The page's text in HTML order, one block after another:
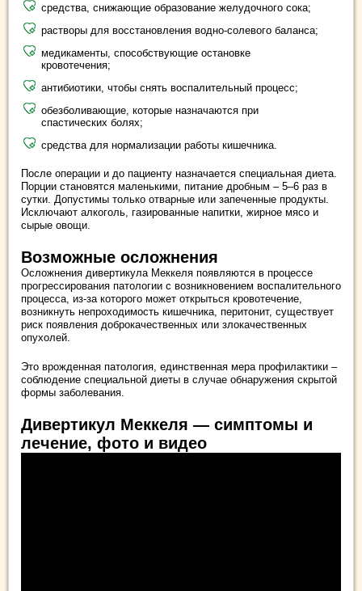
средства, снижающие образование желудочного сока;
растворы для восстановления водно-солевого баланса;
медикаменты, способствующие остановке
кровотечения;
антибиотики, чтобы снять воспалительный процесс;
обезболивающие, которые назначаются при
спастических болях;
средства для нормализации работы кишечника.
После операции и до пациенту назначается специальная диета.
Порции становятся маленькими, питание дробным – 5–6 раз в
сутки. Допустимы только отварные или запеченные продукты.
Исключают алкоголь, газированные напитки, жирное мясо и
сырые овощи.
Возможные осложнения
Осложнения дивертикула Меккеля появляются в процессе
прогрессирования патологии с возникновением воспалительного
процесса, из-за которого может открыться кровотечение,
возникнуть непроходимость кишечника, перитонит, существует
риск появления доброкачественных или злокачественных
опухолей.
Это врожденная патология, единственная мера профилактики –
соблюдение специальной диеты в случае обнаружения скрытой
формы заболевания.
Дивертикул Меккеля — симптомы и
лечение, фото и видео